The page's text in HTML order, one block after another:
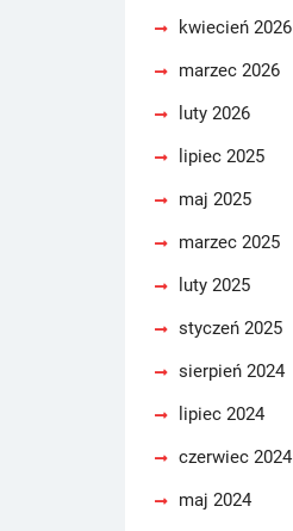
kwiecień 2026
marzec 2026
luty 2026
lipiec 2025
maj 2025
marzec 2025
luty 2025
styczeń 2025
sierpień 2024
lipiec 2024
czerwiec 2024
maj 2024